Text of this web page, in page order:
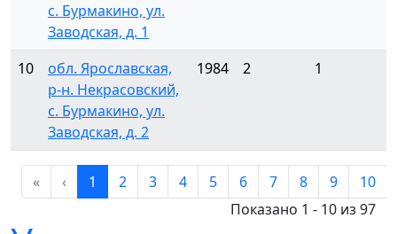
с. Бурмакино, ул.
Заводская, д. 1
10
обл. Ярославская,
р-н. Некрасовский,
с. Бурмакино, ул.
Заводская, д. 2
1984 2 1
« ‹ 1 2 3 4 5 6 7 8 9
10
Показано 1 - 10 из 97